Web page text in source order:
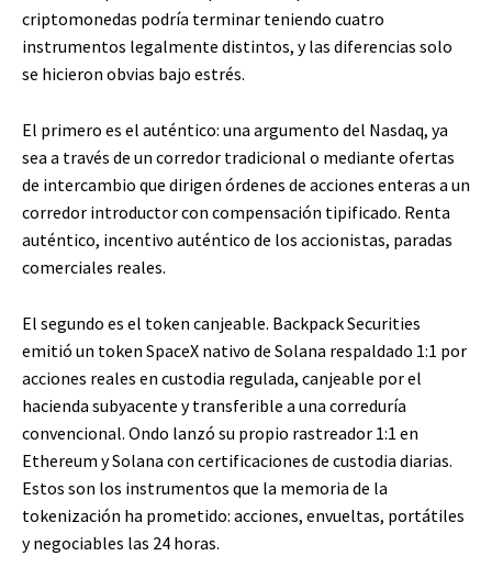
criptomonedas podría terminar teniendo cuatro
instrumentos legalmente distintos, y las diferencias solo
se hicieron obvias bajo estrés.
El primero es el auténtico: una argumento del Nasdaq, ya
sea a través de un corredor tradicional o mediante ofertas
de intercambio que dirigen órdenes de acciones enteras a un
corredor introductor con compensación tipificado. Renta
auténtico, incentivo auténtico de los accionistas, paradas
comerciales reales.
El segundo es el token canjeable. Backpack Securities
emitió un token SpaceX nativo de Solana respaldado 1:1 por
acciones reales en custodia regulada, canjeable por el
hacienda subyacente y transferible a una correduría
convencional. Ondo lanzó su propio rastreador 1:1 en
Ethereum y Solana con certificaciones de custodia diarias.
Estos son los instrumentos que la memoria de la
tokenización ha prometido: acciones, envueltas, portátiles
y negociables las 24 horas.